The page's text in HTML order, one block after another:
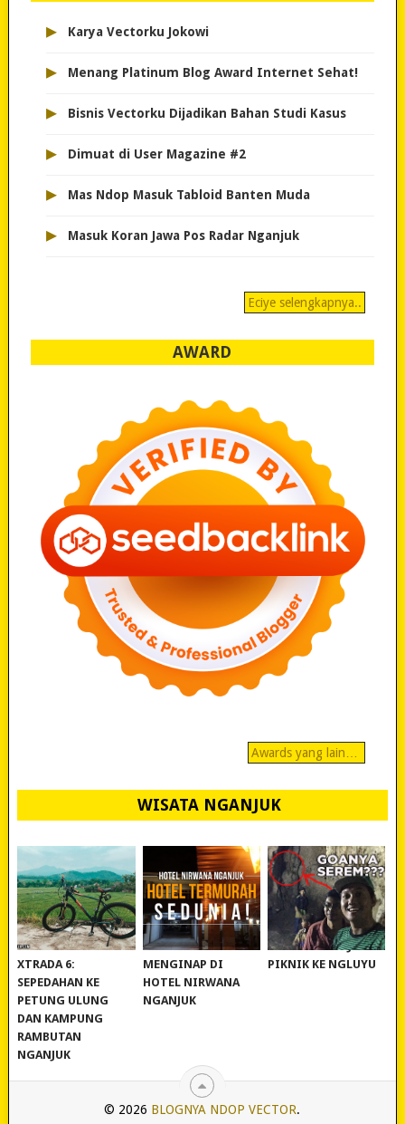
▸ Karya Vectorku Jokowi
▸ Menang Platinum Blog Award Internet Sehat!
▸ Bisnis Vectorku Dijadikan Bahan Studi Kasus
▸ Dimuat di User Magazine #2
▸ Mas Ndop Masuk Tabloid Banten Muda
▸ Masuk Koran Jawa Pos Radar Nganjuk
Eciye selengkapnya..
AWARD
Awards yang lain…
WISATA NGANJUK
REVIEW POLYGON
XTRADA 6:
SEPEDAHAN KE
PETUNG ULUNG
DAN KAMPUNG
RAMBUTAN
NGANJUK
MURAH BANGET!
MENGINAP DI
HOTEL NIRWANA
NGANJUK
WISATA NGANJUK:
PIKNIK KE NGLUYU
© 2026 BLOGNYA NDOP VECTOR.